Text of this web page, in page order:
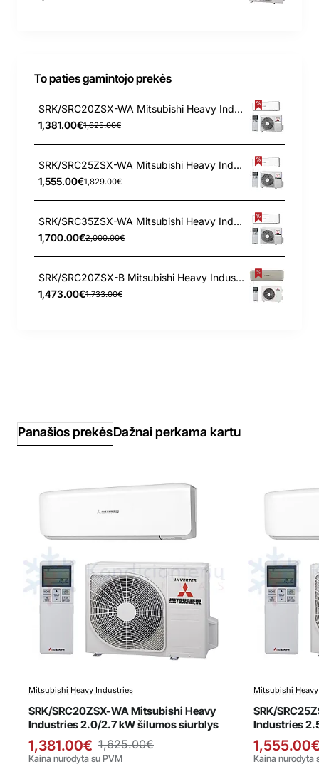
To paties gamintojo prekės
SRK/SRC20ZSX-WA Mitsubishi Heavy Industries 2.0/2.7 kW šilumos siurblys
1,381.00€1,625.00€
SRK/SRC25ZSX-WA Mitsubishi Heavy Industries 2.5/3.2 kW šilumos siurblys
1,555.00€1,829.00€
SRK/SRC35ZSX-WA Mitsubishi Heavy Industries 3.5/4.3 kW šilumos siurblys
1,700.00€2,000.00€
SRK/SRC20ZSX-B Mitsubishi Heavy Industries 2.0/2.7 kW šilumos siurblys
1,473.00€1,733.00€
Panašios prekėsDažnai perkama kartu
Išpardavimas
Mitsubishi Heavy Industries
SRK/SRC20ZSX-WA Mitsubishi Heavy
Industries 2.0/2.7 kW šilumos siurblys
1,381.00€ 1,625.00€
Kaina nurodyta su PVM
Mitsubishi
SRK/
Industries
Kaina nurodyta